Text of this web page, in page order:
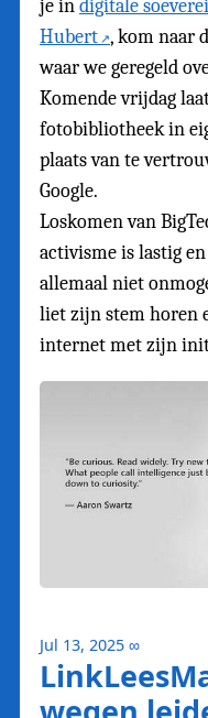
je indigitale
Hubert , kom naar
waar we geregeld
Komende vrijdag
fotobibliotheek in
plaats van te
Google.
Loskomen van
activisme is lastig
allemaal niet
liet zijn stem horen
internet met zijn
Jul 13, 2025 ∞